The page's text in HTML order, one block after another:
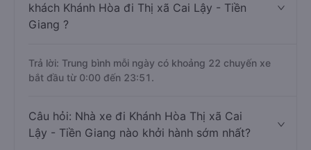
khách Khánh Hòa đi Thị xã Cai Lậy - Tiền
Giang ?
Trả lời: Trung bình mỗi ngày có khoảng 22 chuyến xe
bắt đầu từ 0:00 đến 23:51.
Câu hỏi: Nhà xe đi Khánh Hòa Thị xã Cai
Lậy - Tiền Giang nào khởi hành sớm nhất?